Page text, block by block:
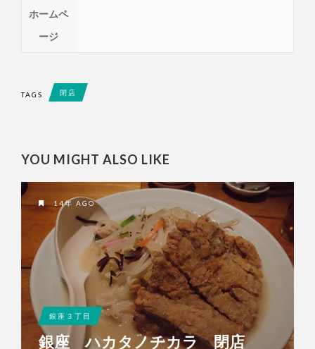
ホームペ
ージ
TAGS 閉店
YOU MIGHT ALSO LIKE
14年 AGO
銀座３丁目
銀座 ハカタノチカラ 閉店